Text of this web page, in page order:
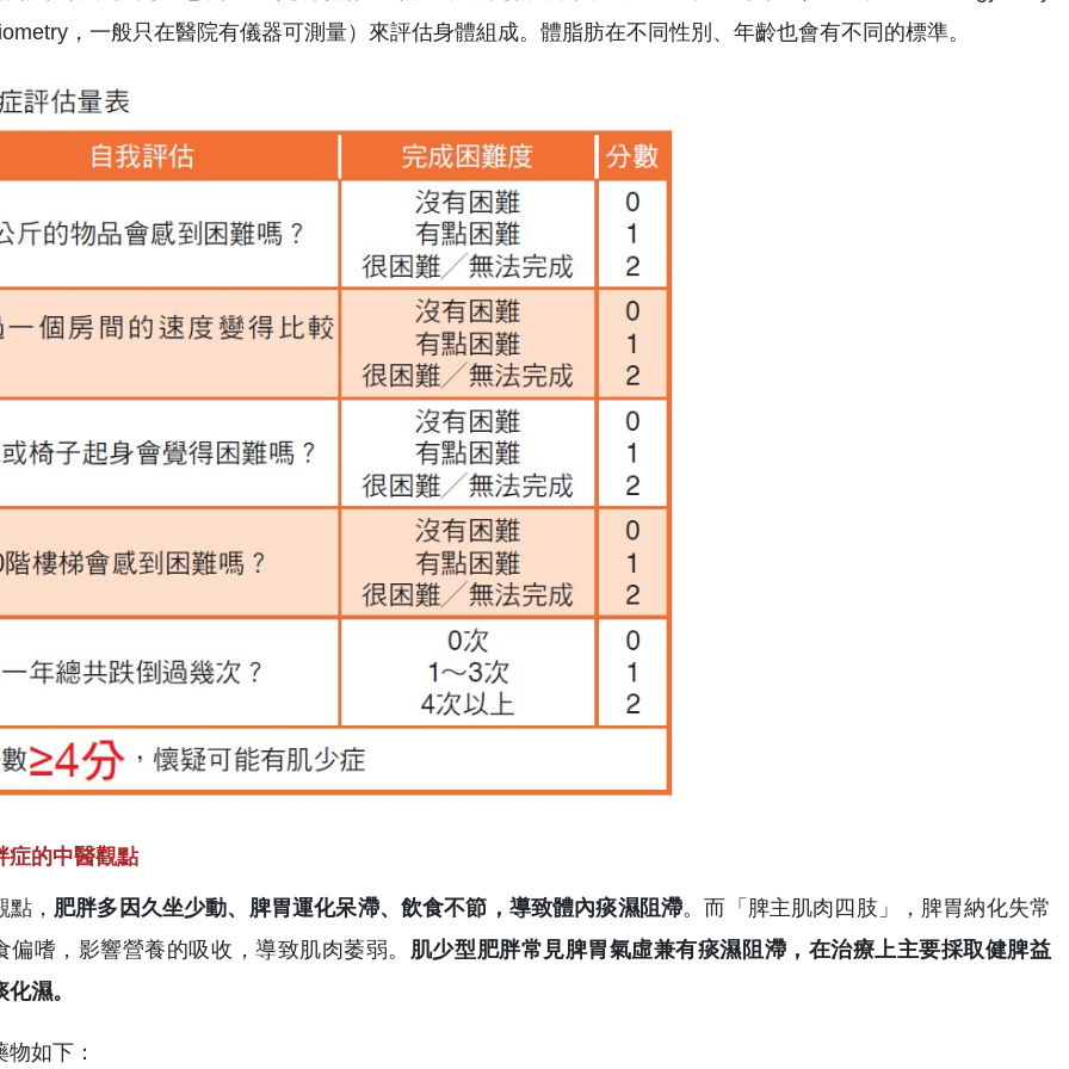
，一般只在醫院有儀器可測量）來評估身體組成。體脂肪在不同性別、年齡也會有不同的標準。
症的中醫觀點
點， 肥胖多因久坐少動、脾胃運化呆滯、飲食不節，導致體內痰濕阻滯。而「脾主肌肉四肢」，脾胃納化失常
偏嗜，影響營養的吸收，導致肌肉萎弱。 肌少型肥胖常見脾胃氣虛兼有痰濕阻滯，在治療上主要採取健脾益
濕。
如下：